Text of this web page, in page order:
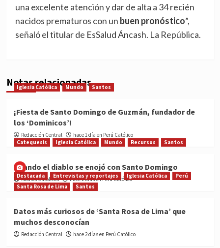
una excelente atención y dar de alta a 34 recién
nacidos prematuros con un buen pronóstico”,
señaló el titular de EsSalud Áncash. La República.
Notas relacionadas
Iglesia Católica Mundo Santos
¡Fiesta de Santo Domingo de Guzmán, fundador de
los ‘Dominicos’!
Redacción Central
hace 1 día en Perú Católico
Catequesis
Iglesia Católica Mundo Recursos Santos
Cuando el diablo se enojó con Santo Domingo
Medios Católicos hace 2 días en Perú Católico
Destacada Entrevistas y reportajes Iglesia Católica
Perú
Santa Rosa de Lima
Santos
Datos más curiosos de ‘Santa Rosa de Lima’ que
muchos desconocían
Redacción Central hace 2 días en Perú Católico